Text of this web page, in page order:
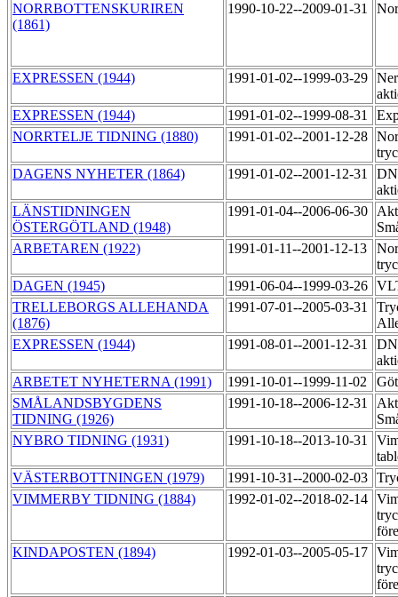
NORRBOTTENSKURIREN
(1861)
1990-10-22--2009-01-31
EXPRESSEN (1944) 1991-01-02--1999-03-29
EXPRESSEN (1944)
1991-01-02--1999-08-31
NORRTELJE TIDNING (1880)
1991-01-02--2001-12-28
DAGENS NYHETER (1864)
1991-01-02--2001-12-31
LÄNSTIDNINGEN
ÖSTERGÖTLAND (1948)
1991-01-04--2006-06-30
ARBETAREN (1922)
1991-01-11--2001-12-13
DAGEN (1945)
1991-06-04--1999-03-26
TRELLEBORGS ALLEHANDA
(1876)
1991-07-01--2005-03-31
EXPRESSEN (1944)
1991-08-01--2001-12-31
ARBETET NYHETERNA (1991)
1991-10-01--1999-11-02
SMÅLANDSBYGDENS
TIDNING (1926)
1991-10-18--2006-12-31
NYBRO TIDNING (1931)
1991-10-18--2013-10-31
VÄSTERBOTTNINGEN (1979)
1991-10-31--2000-02-03
VIMMERBY TIDNING (1884)
1992-01-02--2018-02-14
KINDAPOSTEN (1894)
1992-01-03--2005-05-17